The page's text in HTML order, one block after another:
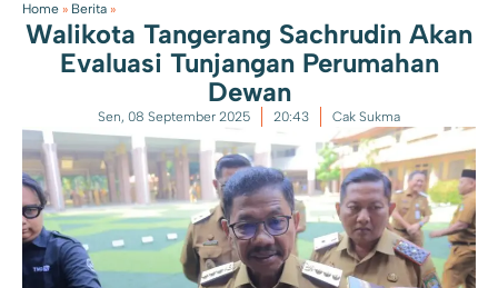
Home » Berita »
Walikota Tangerang Sachrudin Akan
Evaluasi Tunjangan Perumahan
Dewan
Sen, 08 September 2025 20:43 Cak Sukma